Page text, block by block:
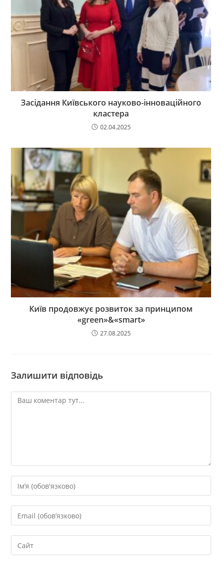
Засідання Київського науково-інноваційного
кластера
02.04.2025
Київ продовжує розвиток за принципом
«green»&«smart»
27.08.2025
Залишити відповідь